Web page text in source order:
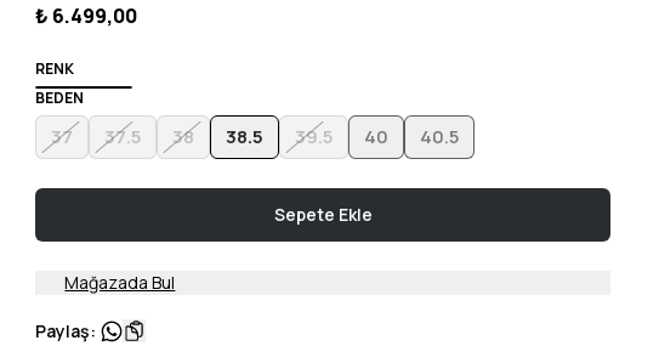
₺ 6.499,00
RENK
BEDEN
37 37.5 38 38.5 39.5 40 40.5
Sepete Ekle
Mağazada Bul
Paylaş: